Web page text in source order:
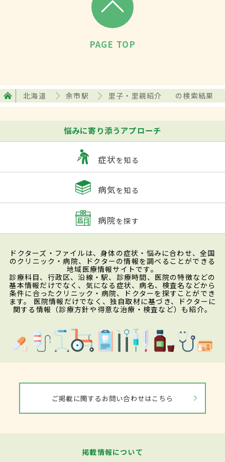
PAGE TOP
北海道 余市駅 里子・里親紹介 の検索結果
悩みに寄り添うアプローチ
症状を知る
病気を知る
病院を探す
ドクターズ・ファイルは、身体の症状・悩みに合わせ、全国
のクリニック・病院、ドクターの情報を調べることができる
地域医療情報サイトです。
診療科目、行政区、沿線・駅、診療時間、医院の特徴などの
基本情報だけでなく、気になる症状、病名、検査名などから
条件に合ったクリニック・病院、ドクターを探すことができ
ます。 医院情報だけでなく、独自取材に基づき、ドクターに
関する情報（診療方針や得意な治療・検査など）も紹介。
ご掲載に関するお問い合わせはこちら
掲載情報について